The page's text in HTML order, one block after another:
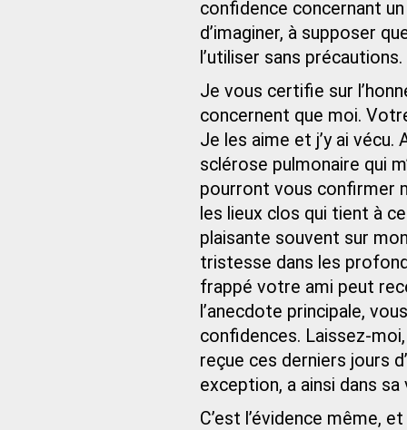
confidence concernant
d’imaginer, à supposer
l’utiliser sans précautions.
Je vous certifie sur
concernent que moi.
Je les aime et j’y ai
sclérose pulmonaire qui
pourront vous confirmer
les lieux clos qui tient à
plaisante souvent sur
tristesse dans les
frappé votre ami peut
l’anecdote principale,
confidences. Laissez-
reçue ces derniers jours
exception, a ainsi dans sa
C’est l’évidence même,